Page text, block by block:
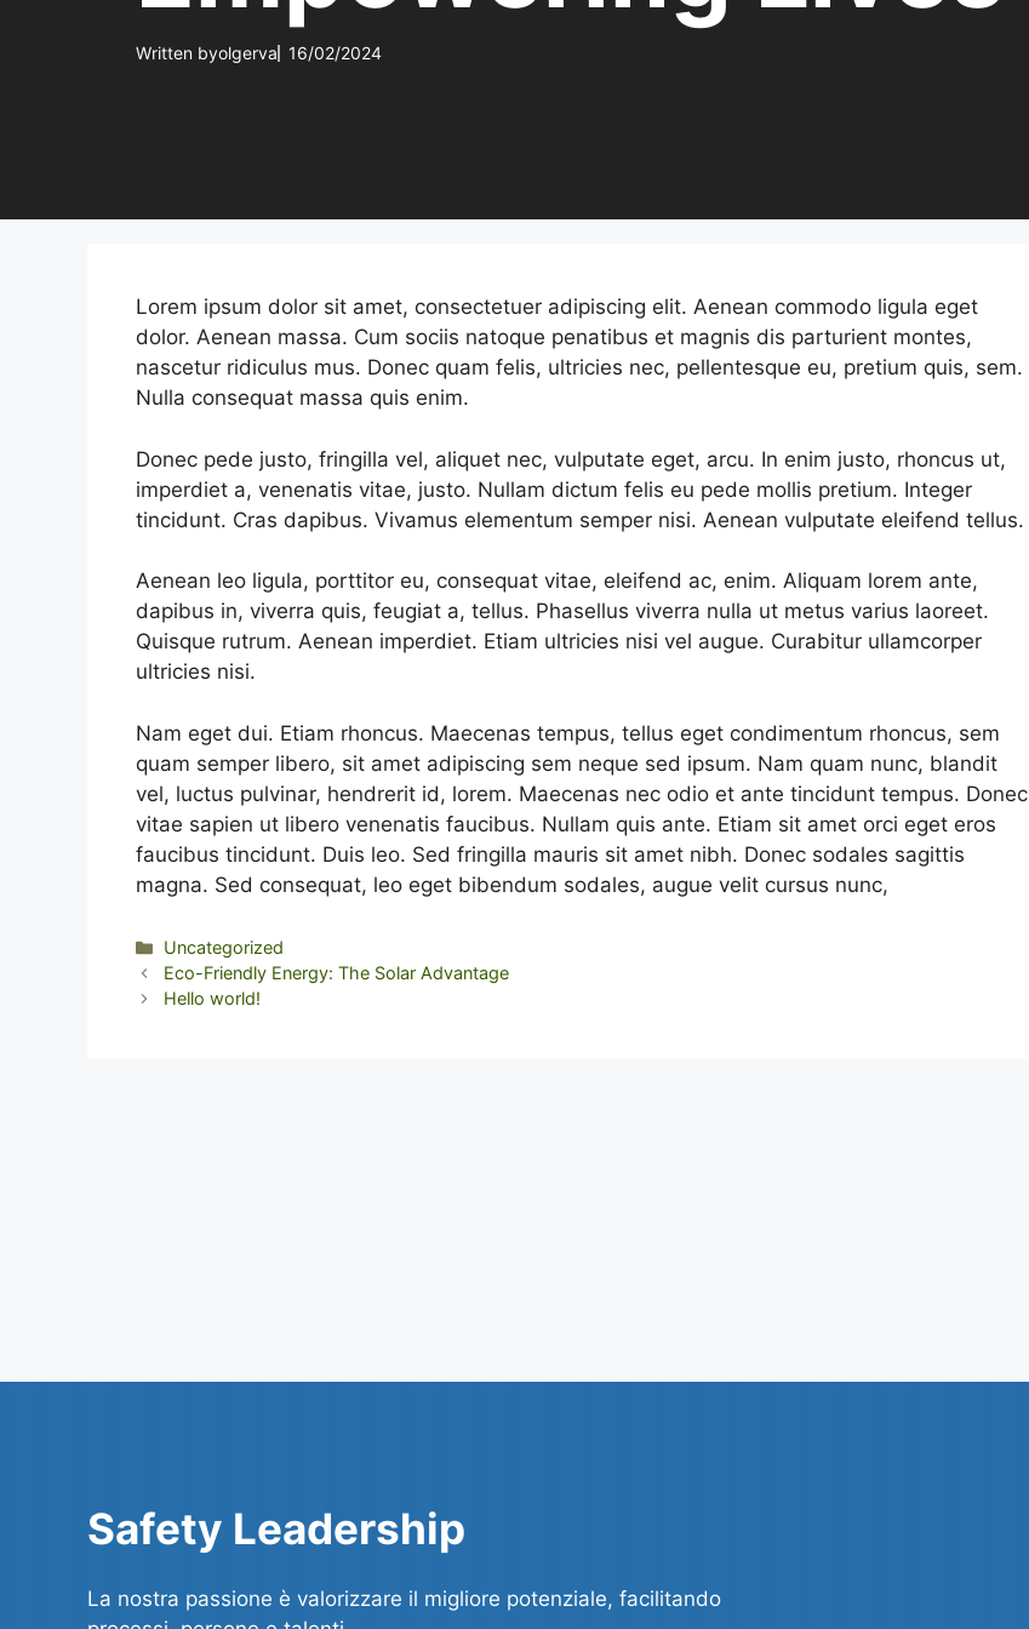
Written byolgerva 16/02/2024
Lorem ipsum dolor sit amet, consectetuer adipiscing elit. Aenean commodo ligula eget
dolor. Aenean massa. Cum sociis natoque penatibus et magnis dis parturient montes,
nascetur ridiculus mus. Donec quam felis, ultricies nec, pellentesque eu, pretium quis, sem.
Nulla consequat massa quis enim.
Donec pede justo, fringilla vel, aliquet nec, vulputate eget, arcu. In enim justo, rhoncus ut,
imperdiet a, venenatis vitae, justo. Nullam dictum felis eu pede mollis pretium. Integer
tincidunt. Cras dapibus. Vivamus elementum semper nisi. Aenean vulputate eleifend tellus.
Aenean leo ligula, porttitor eu, consequat vitae, eleifend ac, enim. Aliquam lorem ante,
dapibus in, viverra quis, feugiat a, tellus. Phasellus viverra nulla ut metus varius laoreet.
Quisque rutrum. Aenean imperdiet. Etiam ultricies nisi vel augue. Curabitur ullamcorper
ultricies nisi.
Nam eget dui. Etiam rhoncus. Maecenas tempus, tellus eget condimentum rhoncus, sem
quam semper libero, sit amet adipiscing sem neque sed ipsum. Nam quam nunc, blandit
vel, luctus pulvinar, hendrerit id, lorem. Maecenas nec odio et ante tincidunt tempus. Donec
vitae sapien ut libero venenatis faucibus. Nullam quis ante. Etiam sit amet orci eget eros
faucibus tincidunt. Duis leo. Sed fringilla mauris sit amet nibh. Donec sodales sagittis
magna. Sed consequat, leo eget bibendum sodales, augue velit cursus nunc,
Categorie
Uncategorized
Eco-Friendly Energy: The Solar Advantage
Hello world!
Safety Leadership
La nostra passione è valorizzare il migliore potenziale, facilitando